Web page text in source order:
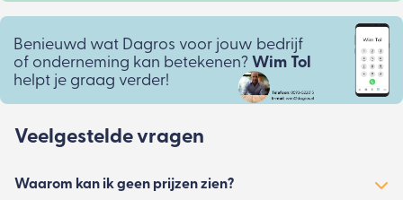
Benieuwd wat Dagros voor jouw bedrijf
of onderneming kan betekenen? Wim Tol
helpt je graag verder!
Veelgestelde vragen
Waarom kan ik geen prijzen zien?